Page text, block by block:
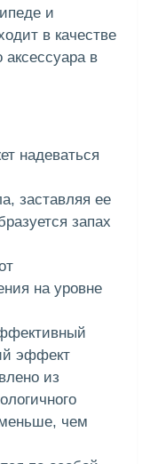
и
в качестве
аксессуара в
надеваться
заставляя ее
запах
на уровне
эффект
из
чем